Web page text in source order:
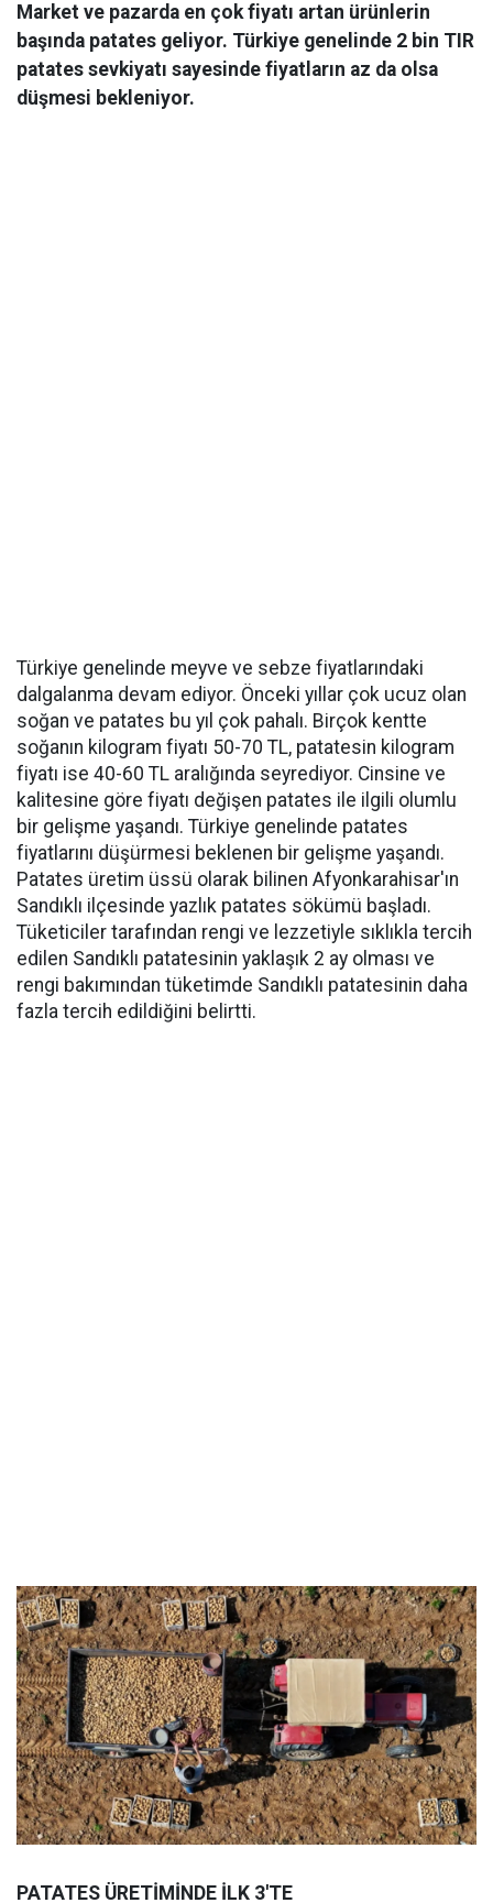
Market ve pazarda en çok fiyatı artan ürünlerin
başında patates geliyor. Türkiye genelinde 2 bin TIR
patates sevkiyatı sayesinde fiyatların az da olsa
düşmesi bekleniyor.
Türkiye genelinde meyve ve sebze fiyatlarındaki
dalgalanma devam ediyor. Önceki yıllar çok ucuz olan
soğan ve patates bu yıl çok pahalı. Birçok kentte
soğanın kilogram fiyatı 50-70 TL, patatesin kilogram
fiyatı ise 40-60 TL aralığında seyrediyor. Cinsine ve
kalitesine göre fiyatı değişen patates ile ilgili olumlu
bir gelişme yaşandı. Türkiye genelinde patates
fiyatlarını düşürmesi beklenen bir gelişme yaşandı.
Patates üretim üssü olarak bilinen Afyonkarahisar'ın
Sandıklı ilçesinde yazlık patates sökümü başladı.
Tüketiciler tarafından rengi ve lezzetiyle sıklıkla tercih
edilen Sandıklı patatesinin yaklaşık 2 ay olması ve
rengi bakımından tüketimde Sandıklı patatesinin daha
fazla tercih edildiğini belirtti.
PATATES ÜRETİMİNDE İLK 3'TE